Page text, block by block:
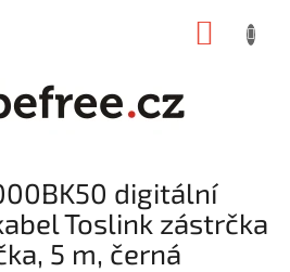
digitální
Toslink zástrčka
5 m, černá